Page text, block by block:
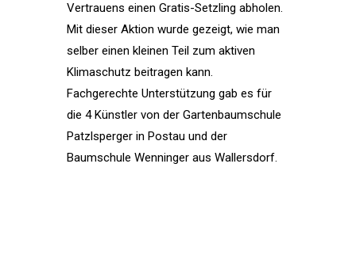
Vertrauens einen Gratis-Setzling abholen.
Mit dieser Aktion wurde gezeigt, wie man
selber einen kleinen Teil zum aktiven
Klimaschutz beitragen kann.
Fachgerechte Unterstützung gab es für
die 4 Künstler von der Gartenbaumschule
Patzlsperger in Postau und der
Baumschule Wenninger aus Wallersdorf.